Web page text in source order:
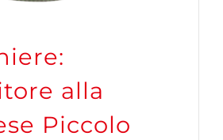
alla
Piccolo